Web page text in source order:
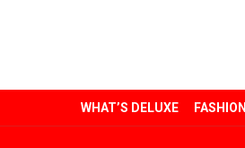
WHAT’S DELUXE FASHION